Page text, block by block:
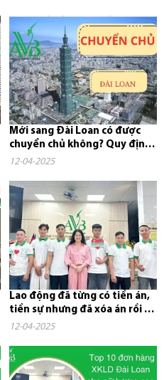
Mới sang Đài Loan có được
chuyển chủ không? Quy định,
chi phí và những điều cần...
12-04-2025
Lao động đã từng có tiền án,
tiền sự nhưng đã xóa án rồi có
đi xuất khẩu lao...
12-04-2025